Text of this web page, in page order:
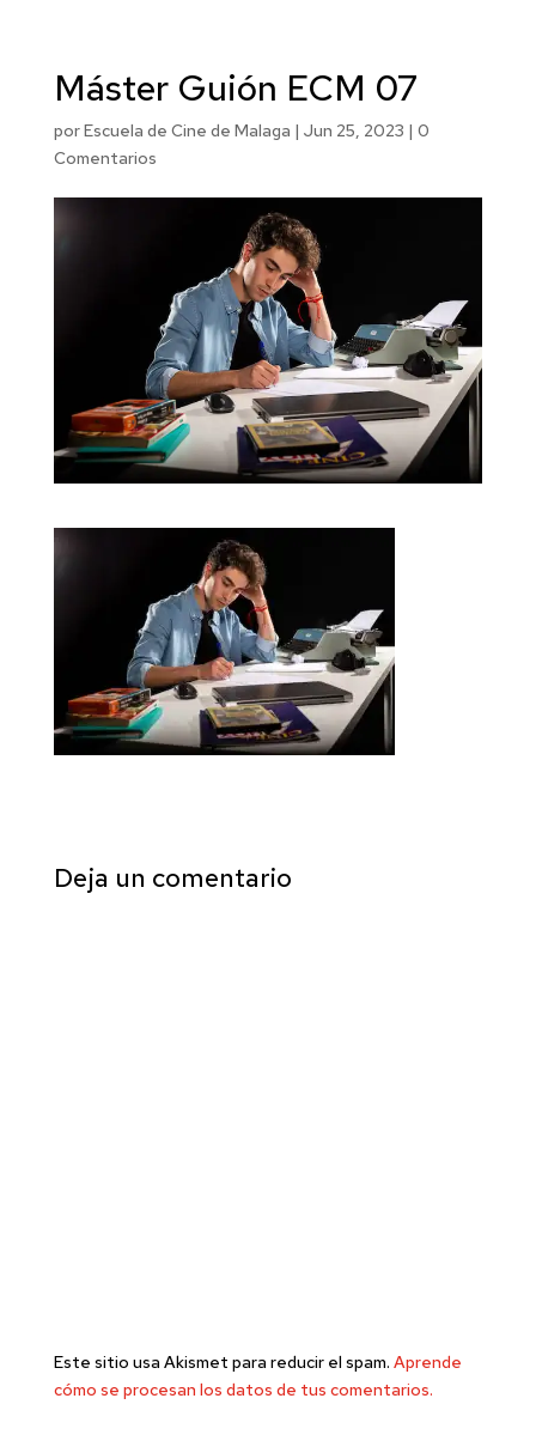
Máster Guión ECM 07
porEscuela de Cine de Malaga | Jun 25, 2023 | 0
Comentarios
Deja un comentario
Este sitio usa Akismet para reducir el spam. Aprende
cómo se procesan los datos de tus comentarios.